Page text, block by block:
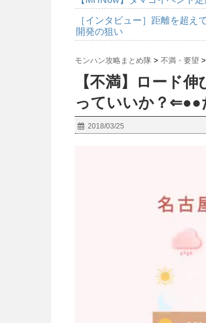
［インタビュー］距離を超え
開発の狙い
モンハン攻略まとめ隊 > 不満・要望 >
【不満】ロード
っていいか？⇐●●
2018/03/25